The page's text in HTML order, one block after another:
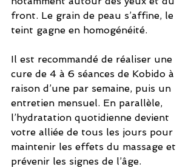
front. Le grain de peau s’affine, le
teint gagne en homogénéité.
Il est recommandé de réaliser une
cure de 4 à 6 séances de Kobido à
raison d’une par semaine, puis un
entretien mensuel. En parallèle,
l’hydratation quotidienne devient
votre alliée de tous les jours pour
maintenir les effets du massage et
prévenir les signes de l’âge.